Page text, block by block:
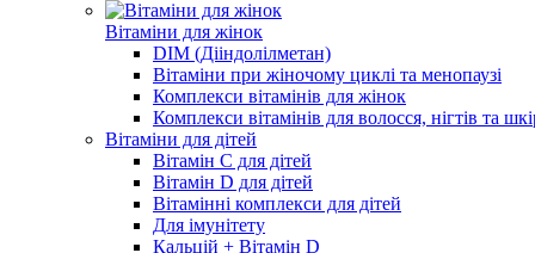
Вітаміни для жінок
DIM (Дііндолілметан)
Вітаміни при жіночому циклі та менопаузі
Комплекси вітамінів для жінок
Комплекси вітамінів для волосся, нігтів та
Вітаміни для дітей
Вітамін C для дітей
Вітамін D для дітей
Вітамінні комплекси для дітей
Для імунітету
Кальцій + Вітамін D